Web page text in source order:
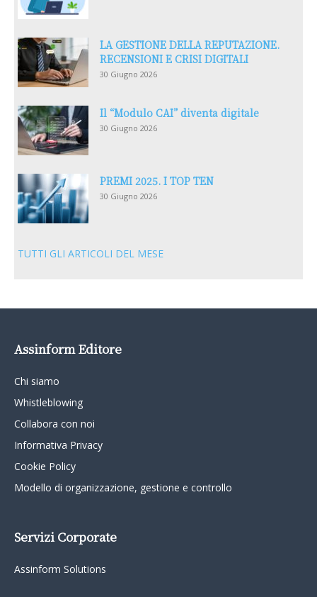
LA GESTIONE DELLA REPUTAZIONE.
RECENSIONI E CRISI DIGITALI
30 Giugno 2026
Il “Modulo CAI” diventa digitale
30 Giugno 2026
PREMI 2025. I TOP TEN
30 Giugno 2026
TUTTI GLI ARTICOLI DEL MESE
Assinform Editore
Chi siamo
Whistleblowing
Collabora con noi
Informativa Privacy
Cookie Policy
Modello di organizzazione, gestione e controllo
Servizi Corporate
Assinform Solutions